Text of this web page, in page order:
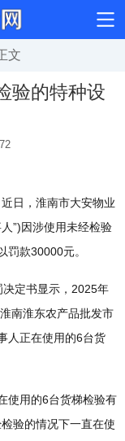
文
验的特种设
近日，淮南市大安物业
”)因涉使用未经检验
罚款30000元。
定书显示，2025年
南淮东农产品批发市
人正在使用的6台货
用的6台货梯检验有
验的情况下一直在使